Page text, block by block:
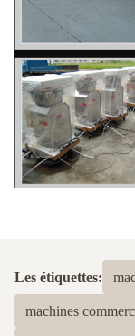
Les étiquettes:
machines